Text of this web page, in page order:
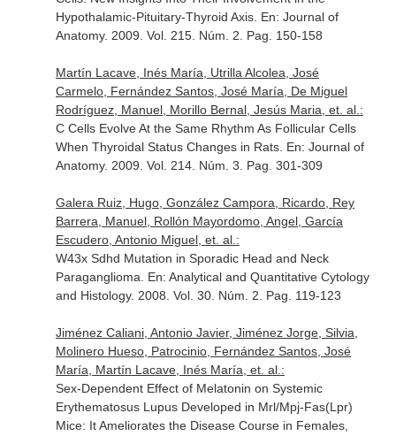
Hypothalamic-Pituitary-Thyroid Axis. En: Journal of
Anatomy. 2009. Vol. 215. Núm. 2. Pag. 150-158
Martín Lacave, Inés María, Utrilla Alcolea, José
Carmelo, Fernández Santos, José María, De Miguel
Rodríguez, Manuel, Morillo Bernal, Jesús Maria, et. al.:
C Cells Evolve At the Same Rhythm As Follicular Cells
When Thyroidal Status Changes in Rats. En: Journal of
Anatomy. 2009. Vol. 214. Núm. 3. Pag. 301-309
Galera Ruiz, Hugo, González Campora, Ricardo, Rey
Barrera, Manuel, Rollón Mayordomo, Angel, García
Escudero, Antonio Miguel, et. al.:
W43x Sdhd Mutation in Sporadic Head and Neck
Paraganglioma. En: Analytical and Quantitative Cytology
and Histology. 2008. Vol. 30. Núm. 2. Pag. 119-123
Jiménez Caliani, Antonio Javier, Jiménez Jorge, Silvia,
Molinero Hueso, Patrocinio, Fernández Santos, José
María, Martín Lacave, Inés María, et. al.:
Sex-Dependent Effect of Melatonin on Systemic
Erythematosus Lupus Developed in Mrl/Mpj-Fas(Lpr)
Mice: It Ameliorates the Disease Course in Females,